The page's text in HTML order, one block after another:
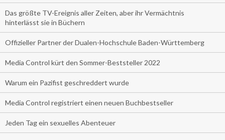
Das größte TV-Ereignis aller Zeiten, aber ihr Vermächtnis
hinterlässt sie in Büchern
Offizieller Partner der Dualen-Hochschule Baden-Württemberg
Media Control kürt den Sommer-Beststeller 2022
Warum ein Pazifist geschreddert wurde
Media Control registriert einen neuen Buchbestseller
Jeden Tag ein sexuelles Abenteuer